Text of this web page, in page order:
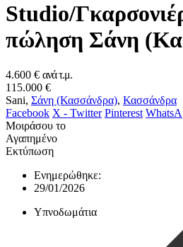
Studio/
πώληση Σάνη
4.600 € ανά τ.μ.
115.000 €
Sani, Σάνη (Κασσάνδρα), Κασσάνδρα
Facebook X - Twitter Pinterest
Μοιράσου το
Αγαπημένο
Εκτύπωση
Ενημερώθηκε:
29/01/2026
Υπνοδωμάτια